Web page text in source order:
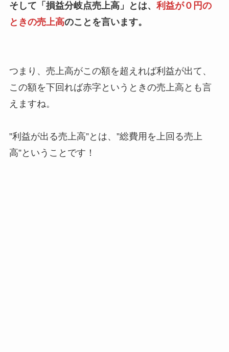
そして「損益分岐点売上高」とは、 利益が０円の
ときの売上高のことを言います。
つまり、売上高がこの額を超えれば利益が出て、
この額を下回れば赤字というときの売上高とも言
えますね。
”利益が出る売上高”とは、”総費用を上回る売上
高”ということです！